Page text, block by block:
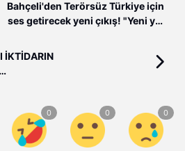
Bahçeli'den Terörsüz Türkiye için
ses getirecek yeni çıkış! "Yeni yol
İKTİDARIN